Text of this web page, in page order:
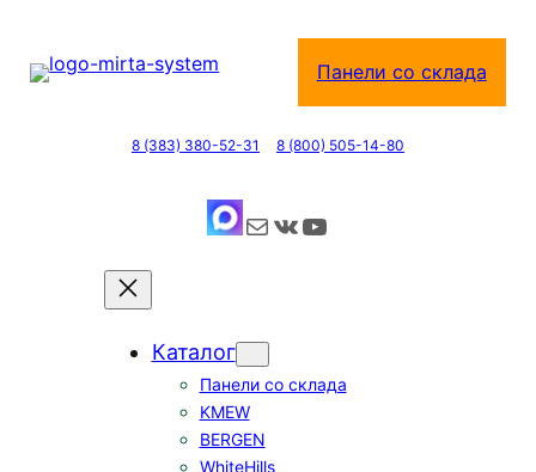
содержимому
Панели со склада
8 (383) 380-52-31 8 (800) 505-14-80
Почта ВКонтакте YouTube
Каталог
Панели со склада
KMEW
BERGEN
WhiteHills